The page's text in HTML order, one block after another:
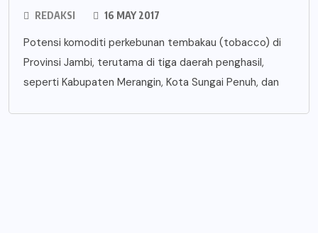
REDAKSI 16 MAY 2017
Potensi komoditi perkebunan tembakau (tobacco) di
Provinsi Jambi, terutama di tiga daerah penghasil,
seperti Kabupaten Merangin, Kota Sungai Penuh, dan